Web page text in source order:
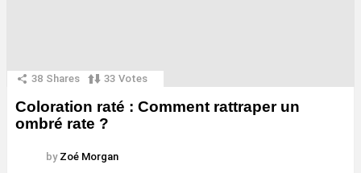
38 Shares 33 Votes
Coloration raté : Comment rattraper un
ombré rate ?
by Zoé Morgan